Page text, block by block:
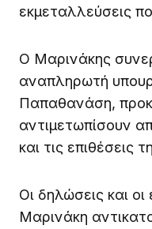
εκμεταλλεύσεις
Ο Μαρινάκης
αναπληρωτή
Παπαθανάση,
αντιμετωπίσουν
και τις επιθέσεις
Οι δηλώσεις και
Μαρινάκη